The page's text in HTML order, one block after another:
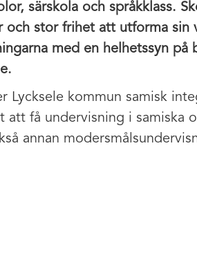
särskola och språkklass.
och stor frihet att utforma sin
med en helhetssyn på
Lycksele kommun samisk
få undervisning i samiska
annan